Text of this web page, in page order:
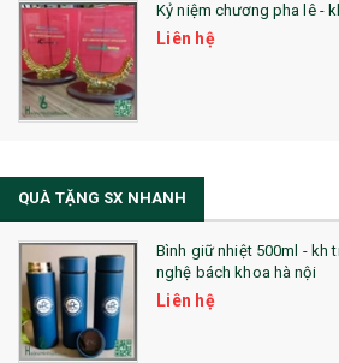
Kỷ niệm chương pha lê -
Liên hệ
QUÀ TẶNG SX NHANH
Bình giữ nhiệt 500ml - kh
nghệ bách khoa hà nội
Liên hệ